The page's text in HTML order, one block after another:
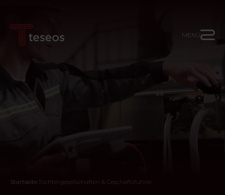
MENÜ
Startseite.Tochtergesellschaften & Geschäftsführer